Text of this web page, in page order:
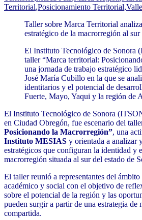
Territorial,Posicionamiento Territorial,
Taller sobre Marca Territorial
estratégico de la macrorregión al sur
El Instituto Tecnológico de Sonora
taller “Marca territorial:
una jornada de trabajo estratégico
José María Cubillo en la que se
identitarios y el potencial de
Fuerte, Mayo, Yaqui y la región de
El Instituto Tecnológico de Sonora
en Ciudad Obregón, fue escenario del
Posicionando la Macrorregión”, una
Instituto MESIAS y orientada a analizar
estratégicos que configuran la identidad y
macrorregión situada al sur del estado de
El taller reunió a representantes del
académico y social con el objetivo de
sobre el potencial de la región y las
pueden surgir a partir de una estrategia
compartida.